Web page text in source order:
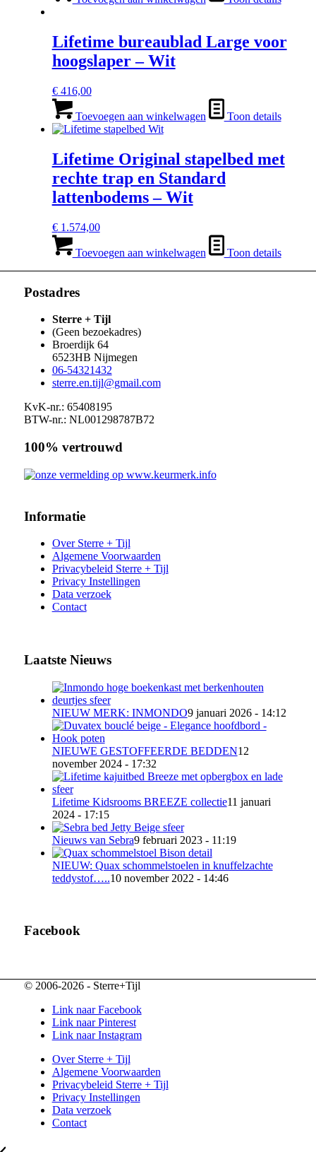
Lifetime bureaublad Large voor
hoogslaper – Wit
€416,00
Toevoegen aan winkelwagen Toon details
Lifetime Original stapelbed met
rechte trap en Standard
lattenbodems – Wit
€1.574,00
Toevoegen aan winkelwagen Toon details
Postadres
Sterre + Tijl
(Geen bezoekadres)
Broerdijk 64
6523HB Nijmegen
06-54321432
sterre.en.tijl@gmail.com
KvK-nr.: 65408195
BTW-nr.: NL001298787B72
100% vertrouwd
Informatie
Over Sterre + Tijl
Algemene Voorwaarden
Privacybeleid Sterre + Tijl
Privacy Instellingen
Data verzoek
Contact
Laatste Nieuws
NIEUW MERK: INMONDO9 januari 2026 - 14:12
NIEUWE GESTOFFEERDE BEDDEN12
november 2024 - 17:32
Lifetime Kidsrooms BREEZE collectie11 januari
2024 - 17:15
Nieuws van Sebra9 februari 2023 - 11:19
NIEUW: Quax schommelstoelen in knuffelzachte
teddystof…..10 november 2022 - 14:46
Facebook
© 2006-2026 - Sterre+Tijl
Link naar Facebook
Link naar Pinterest
Link naar Instagram
Over Sterre + Tijl
Algemene Voorwaarden
Privacybeleid Sterre + Tijl
Privacy Instellingen
Data verzoek
Contact